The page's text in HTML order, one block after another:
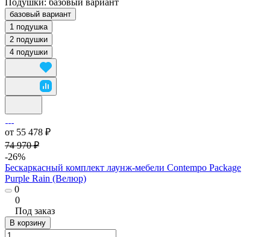
базовый вариант
1 подушка
2 подушки
4 подушки
от 55 478 ₽
74 970 ₽
-26%
Бескаркасный комплект лаунж-мебели Contempo Package
Purple Rain (Велюр)
0
0
Под заказ
В корзину